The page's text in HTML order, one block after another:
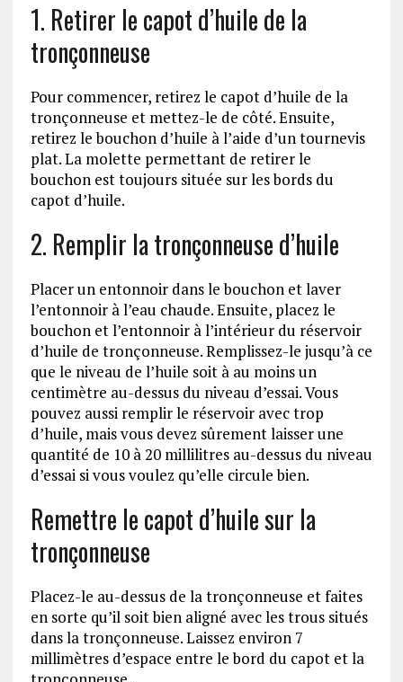
1. Retirer le capot d’huile de la
tronçonneuse
Pour commencer, retirez le capot d’huile de la
tronçonneuse et mettez-le de côté. Ensuite,
retirez le bouchon d’huile à l’aide d’un tournevis
plat. La molette permettant de retirer le
bouchon est toujours située sur les bords du
capot d’huile.
2. Remplir la tronçonneuse d’huile
Placer un entonnoir dans le bouchon et laver
l’entonnoir à l’eau chaude. Ensuite, placez le
bouchon et l’entonnoir à l’intérieur du réservoir
d’huile de tronçonneuse. Remplissez-le jusqu’à ce
que le niveau de l’huile soit à au moins un
centimètre au-dessus du niveau d’essai. Vous
pouvez aussi remplir le réservoir avec trop
d’huile, mais vous devez sûrement laisser une
quantité de 10 à 20 millilitres au-dessus du niveau
d’essai si vous voulez qu’elle circule bien.
Remettre le capot d’huile sur la
tronçonneuse
Placez-le au-dessus de la tronçonneuse et faites
en sorte qu’il soit bien aligné avec les trous situés
dans la tronçonneuse. Laissez environ 7
millimètres d’espace entre le bord du capot et la